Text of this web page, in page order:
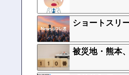
ショートスリ
被災地・熊本